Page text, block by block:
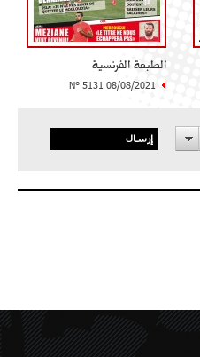
الطبعة الفرنسية
N° 5131 08/08/2021
إرسال